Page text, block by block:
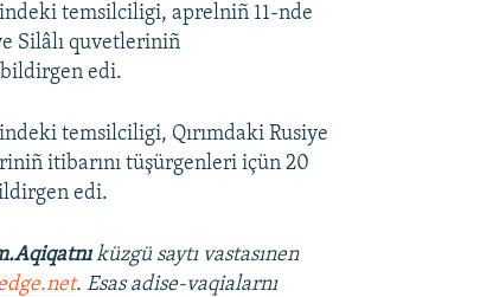
temsilciligi, aprelniñ 11-nde
Silâlı quvetleriniñ
bildirgen edi.
temsilciligi, Qırımdaki Rusiye
itibarını tüşürgenleri içün 20
edi.
küzgü saytı vastasınen
. Esas adise-vaqialarnı